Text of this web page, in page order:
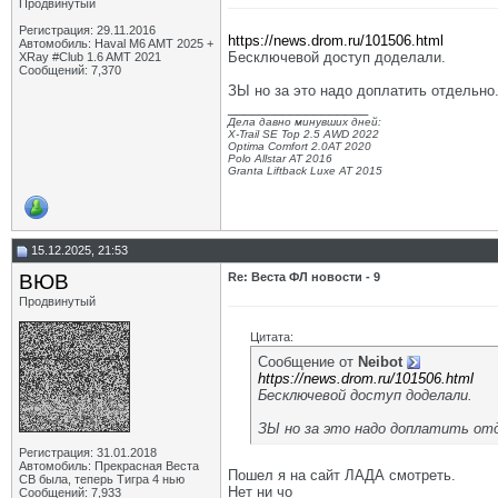
Продвинутый
Регистрация: 29.11.2016
Автомобиль: Haval M6 AMT 2025 +
XRay #Club 1.6 AMT 2021
Сообщений: 7,370
https://news.drom.ru/101506.html
Бесключевой доступ доделали.
ЗЫ но за это надо доплатить отдельно.
Дела давно минувших дней:
X-Trail SE Top 2.5 AWD 2022
Optima Comfort 2.0AT 2020
Polo Allstar AT 2016
Granta Liftback Luxe AT 2015
15.12.2025, 21:53
ВЮВ
Продвинутый
Регистрация: 31.01.2018
Автомобиль: Прекрасная Веста
СВ была, теперь Тигра 4 нью
Сообщений: 7,933
Re: Веста ФЛ новости - 9
Цитата:
Сообщение от Neibot
https://news.drom.ru/101506.html
Бесключевой доступ доделали.
ЗЫ но за это надо доплатить
Пошел я на сайт ЛАДА смотреть.
Нет ни чо